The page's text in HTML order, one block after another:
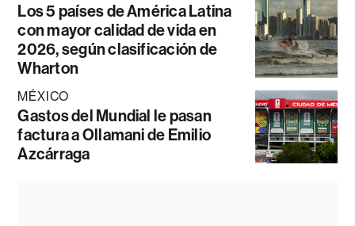
Los 5 países de América Latina
con mayor calidad de vida en
2026, según clasificación de
Wharton
MÉXICO
Gastos del Mundial le pasan
factura a Ollamani de Emilio
Azcárraga